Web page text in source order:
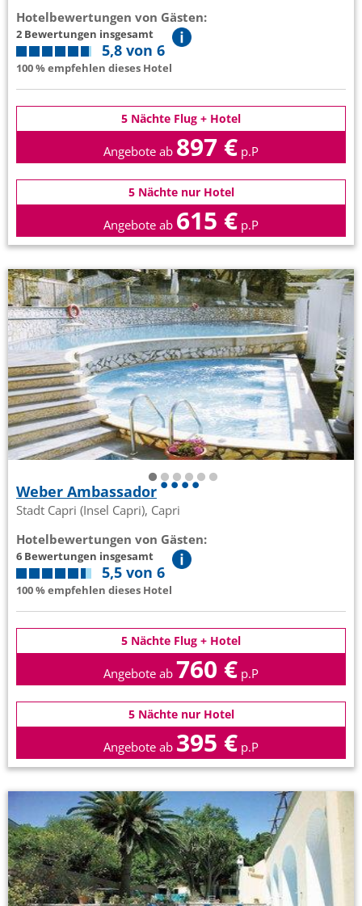
Hotelbewertungen von Gästen:
2 Bewertungen insgesamt
5,8 von 6
100 % empfehlen dieses Hotel
5 Nächte Flug + Hotel
Angebote ab 897 € p.P
5 Nächte nur Hotel
Angebote ab 615 € p.P
Weber Ambassador
Stadt Capri (Insel Capri), Capri
Hotelbewertungen von Gästen:
6 Bewertungen insgesamt
5,5 von 6
100 % empfehlen dieses Hotel
5 Nächte Flug + Hotel
Angebote ab 760 € p.P
5 Nächte nur Hotel
Angebote ab 395 € p.P